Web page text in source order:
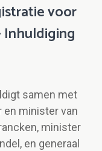
voor
Inhuldiging
samen met
en minister van
minister
en generaal